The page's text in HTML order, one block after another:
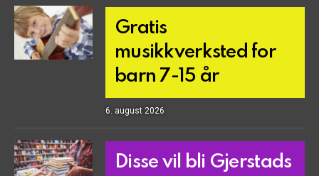
Gratis
musikkverksted for
barn 7-15 år
6. august 2026
Disse vil bli Gjerstads